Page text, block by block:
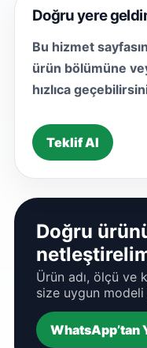
Doğru yere
Bu hizmet
ürün bölümüne
hızlıca
Teklif Al
Doğru
Ürün adı, ölçü ve
size uygun
WhatsApp’tan